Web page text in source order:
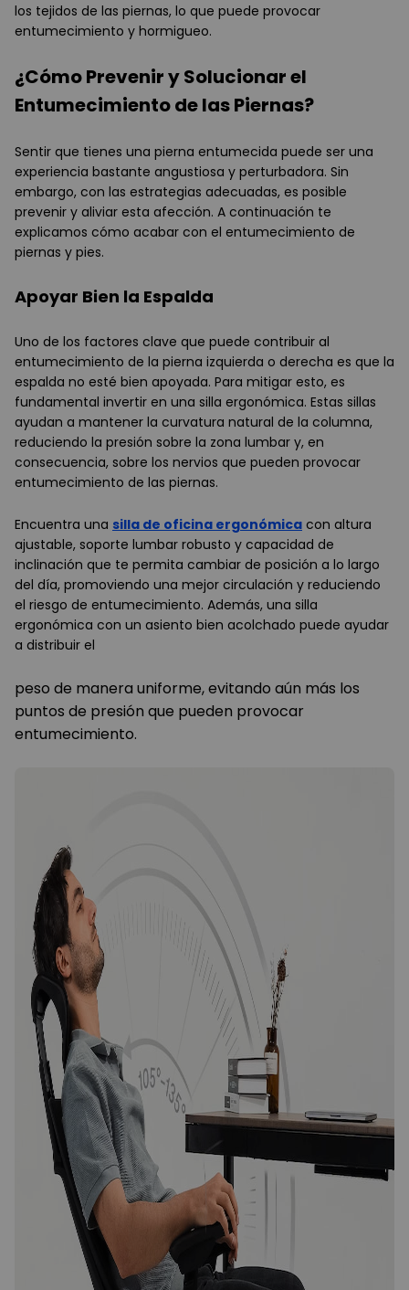
los tejidos de las piernas, lo que puede provocar
entumecimiento y hormigueo.
¿Cómo Prevenir y Solucionar el
Entumecimiento de las Piernas?
Sentir que tienes una pierna entumecida puede ser una
experiencia bastante angustiosa y perturbadora. Sin
embargo, con las estrategias adecuadas, es posible
prevenir y aliviar esta afección. A continuación te
explicamos cómo acabar con el entumecimiento de
piernas y pies.
Apoyar Bien la Espalda
Uno de los factores clave que puede contribuir al
entumecimiento de la pierna izquierda o derecha es que la
espalda no esté bien apoyada. Para mitigar esto, es
fundamental invertir en una silla ergonómica. Estas sillas
ayudan a mantener la curvatura natural de la columna,
reduciendo la presión sobre la zona lumbar y, en
consecuencia, sobre los nervios que pueden provocar
entumecimiento de las piernas.
Encuentra una silla de oficina ergonómica con altura
ajustable, soporte lumbar robusto y capacidad de
inclinación que te permita cambiar de posición a lo largo
del día, promoviendo una mejor circulación y reduciendo
el riesgo de entumecimiento. Además, una silla
ergonómica con un asiento bien acolchado puede ayudar
a distribuir el
peso de manera uniforme, evitando aún más los
puntos de presión que pueden provocar
entumecimiento.